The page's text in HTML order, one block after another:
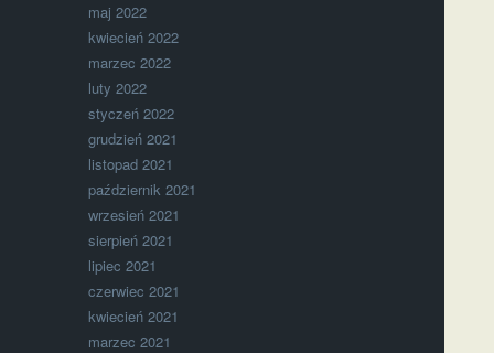
maj 2022
kwiecień 2022
marzec 2022
luty 2022
styczeń 2022
grudzień 2021
listopad 2021
październik 2021
wrzesień 2021
sierpień 2021
lipiec 2021
czerwiec 2021
kwiecień 2021
marzec 2021